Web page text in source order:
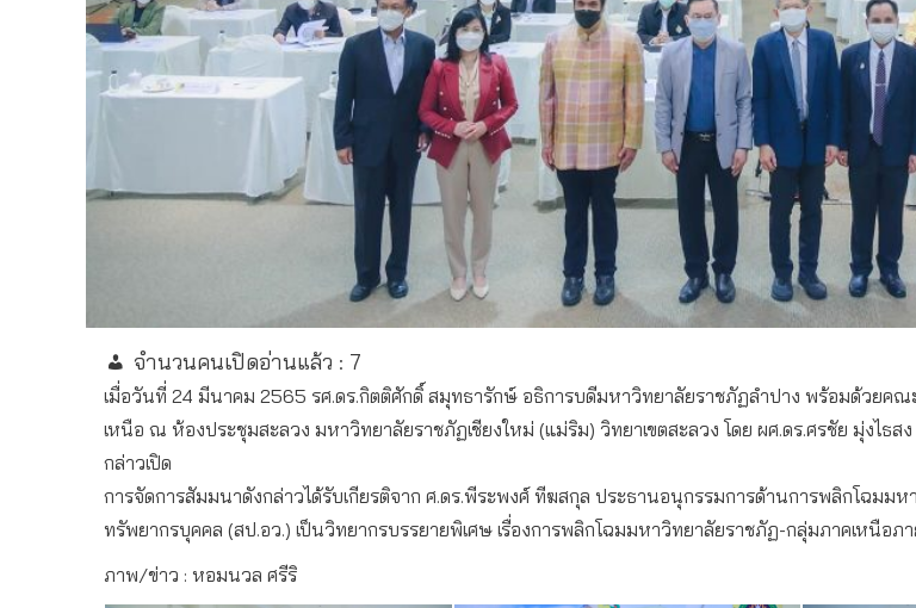
จำนวนคนเปิดอ่านแล้ว : 7
เมื่อวันที่ 24 มีนาคม 2565 รศ.ดร.กิตติศักดิ์ สมุทธารักษ์ อธิการบดีมหาวิทยาลัยราชภัฏลำปาง พร้อมด้วยค
เหนือ ณ ห้องประชุมสะลวง มหาวิทยาลัยราชภัฏเชียงใหม่ (แม่ริม) วิทยาเขตสะลวง โดย ผศ.ดร.ศรชัย มุ่งไ
กล่าวเปิด
การจัดการสัมมนาดังกล่าวได้รับเกียรติจาก ศ.ดร.พีระพงศ์ ทีฆสกุล ประธานอนุกรรมการด้านการพลิกโฉ
ทรัพยากรบุคคล (สป.อว.) เป็นวิทยากรบรรยายพิเศษ เรื่องการพลิกโฉมมหาวิทยาลัยราชภัฏ-กลุ่มภาคเหนือ
ภาพ/ข่าว : หอมนวล ศรีริ